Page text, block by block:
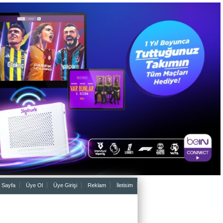
Sayfa Üye Ol Üye Girişi Reklam İletisim